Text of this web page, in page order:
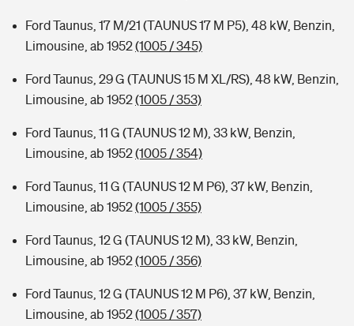
Ford Taunus, 17 M/21 (TAUNUS 17 M P5), 48 kW, Benzin,
Limousine, ab 1952(1005 / 345)
Ford Taunus, 29 G (TAUNUS 15 M XL/RS), 48 kW, Benzin,
Limousine, ab 1952(1005 / 353)
Ford Taunus, 11 G (TAUNUS 12 M), 33 kW, Benzin,
Limousine, ab 1952(1005 / 354)
Ford Taunus, 11 G (TAUNUS 12 M P6), 37 kW, Benzin,
Limousine, ab 1952(1005 / 355)
Ford Taunus, 12 G (TAUNUS 12 M), 33 kW, Benzin,
Limousine, ab 1952(1005 / 356)
Ford Taunus, 12 G (TAUNUS 12 M P6), 37 kW, Benzin,
Limousine, ab 1952(1005 / 357)